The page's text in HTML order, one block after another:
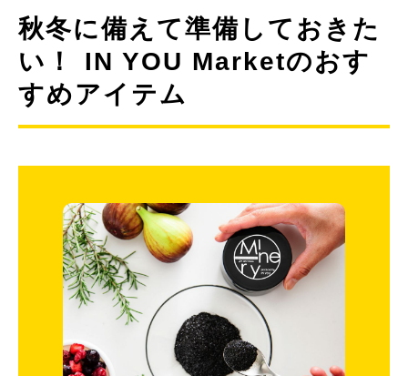
秋冬に備えて準備しておきた
い！ IN YOU Marketのおす
すめアイテム